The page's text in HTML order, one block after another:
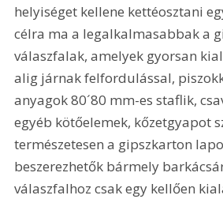
helyiséget kellene kettéosztani
célra ma a legalkalmasabbak a
válaszfalak, amelyek gyorsan
alig járnak felfordulással,
anyagok 80´80 mm-es staflik,
egyéb kötőelemek, kőzetgyapot
természetesen a gipszkarton
beszerezhetők bármely
válaszfalhoz csak egy kellően